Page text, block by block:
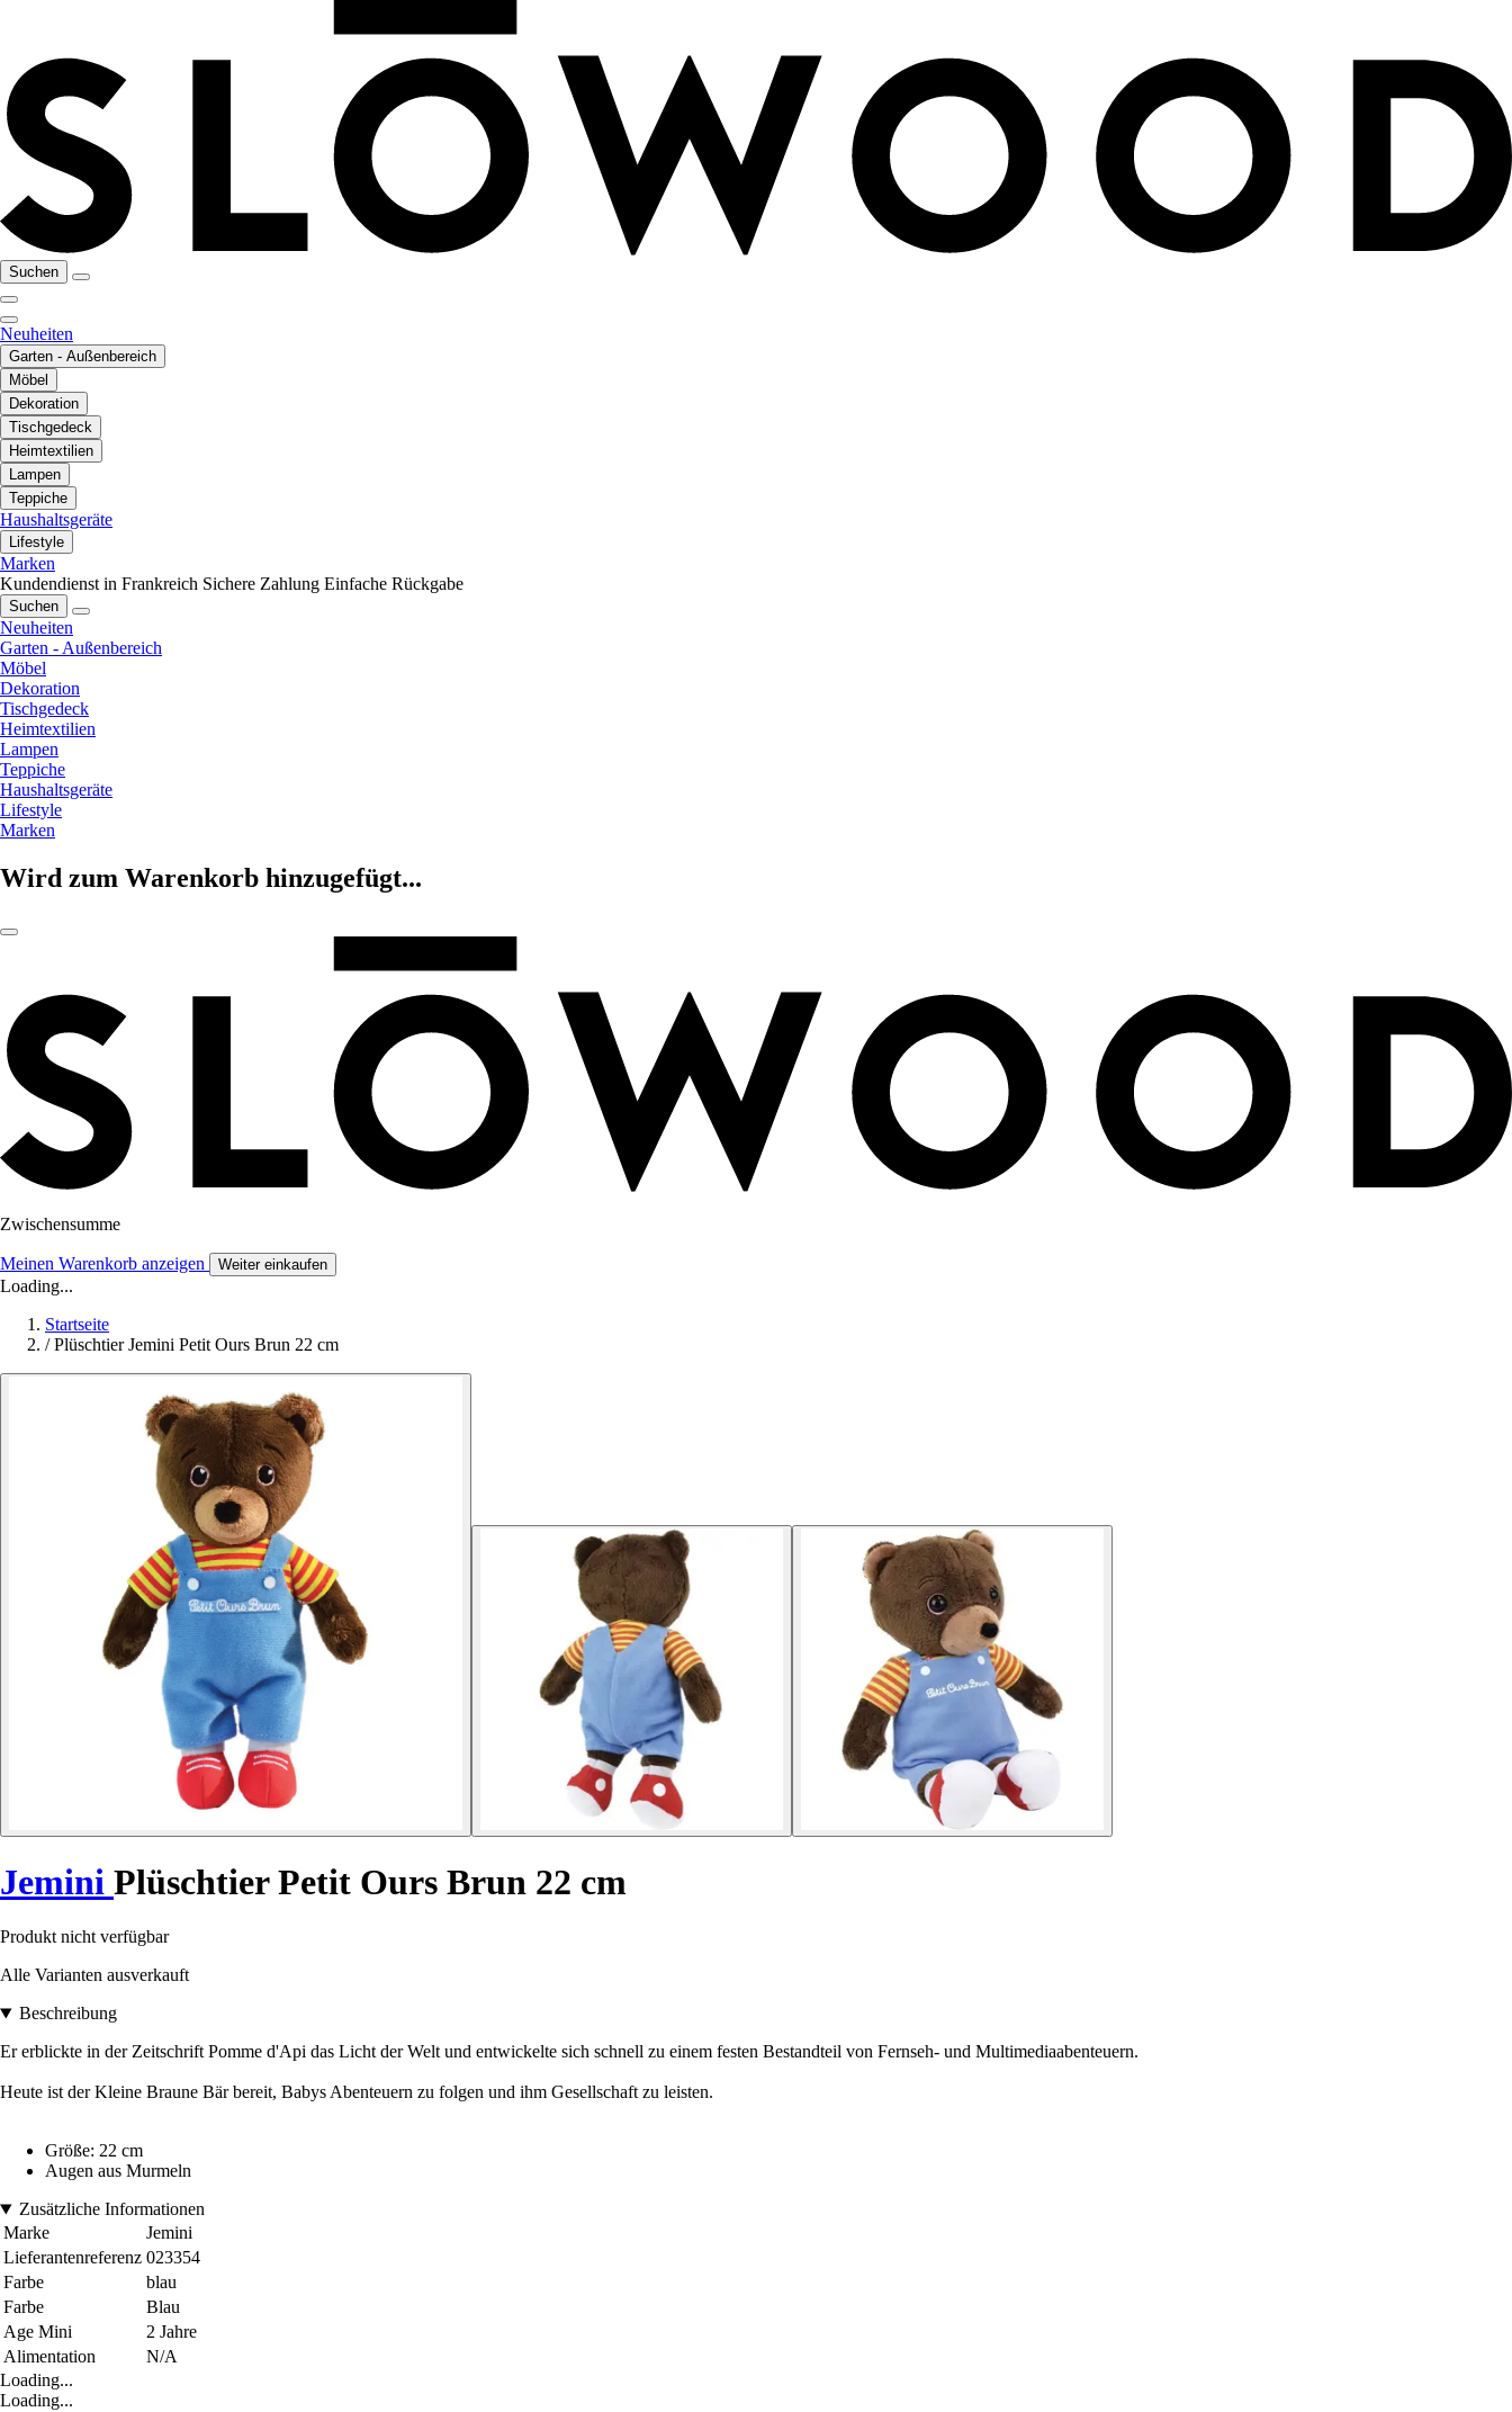
Suchen
Neuheiten
Garten - Außenbereich
Möbel
Dekoration
Tischgedeck
Heimtextilien
Lampen
Teppiche
Haushaltsgeräte
Lifestyle
Marken
Kundendienst in Frankreich Sichere Zahlung Einfache Rückgabe
Suchen
Neuheiten
Garten - Außenbereich
Möbel
Dekoration
Tischgedeck
Heimtextilien
Lampen
Teppiche
Haushaltsgeräte
Lifestyle
Marken
Wird zum Warenkorb hinzugefügt...
Zwischensumme
Meinen Warenkorb anzeigen Weiter einkaufen
Loading...
Startseite
/ Plüschtier Jemini Petit Ours Brun 22 cm
Jemini Plüschtier Petit Ours Brun 22 cm
Produkt nicht verfügbar
Alle Varianten ausverkauft
Beschreibung
Er erblickte in der Zeitschrift Pomme d'Api das Licht der Welt und entwickelte sich schnell zu einem festen Bestandteil von Fernseh- und Multimediaabenteuern.
Heute ist der Kleine Braune Bär bereit, Babys Abenteuern zu folgen und ihm Gesellschaft zu leisten.
Größe: 22 cm
Augen aus Murmeln
Zusätzliche Informationen
Marke
Jemini
Lieferantenreferenz 023354
Farbe
blau
Farbe
Blau
Age Mini
2 Jahre
Alimentation
N/A
Loading...
Loading...